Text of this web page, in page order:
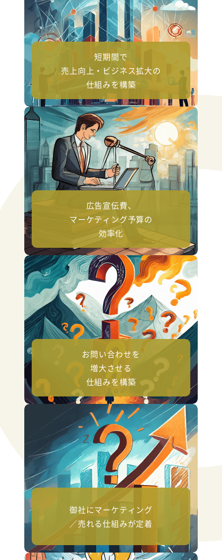
短期間で
売上向上・ビジネス拡大の
仕組みを構築
広告宣伝費、
マーケティング予算の
効率化
お問い合わせを
増大させる
仕組みを構築
御社にマーケティング
／売れる仕組みが定着